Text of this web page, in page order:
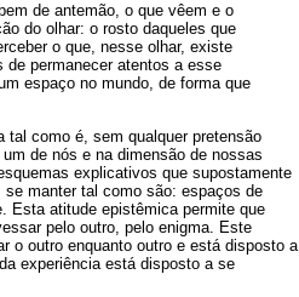
de antemão, o que vêem e o
do olhar: o rosto daqueles que
o que, nesse olhar, existe
permanecer atentos a esse
espaço no mundo, de forma que
tal como é, sem qualquer pretensão
de nós e na dimensão de nossas
explicativos que supostamente
manter tal como são: espaços de
Esta atitude epistêmica permite que
pelo outro, pelo enigma. Este
o outro enquanto outro e está disposto a
experiência está disposto a se